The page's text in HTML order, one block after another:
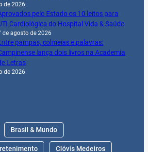
de 2026
pelo Estado os 10 leitos para
Cardiológica do Hospital Vida & Saúde
de agosto de 2026
pampas, colmeias e palavras:
lança dois livros na Academia
Letras
de 2026
Brasil & Mundo
Clóvis Medeiros